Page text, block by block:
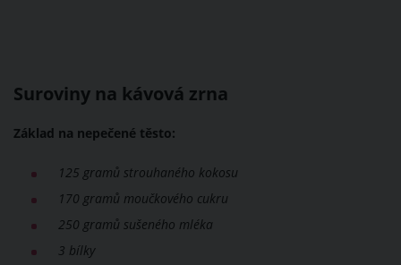
Suroviny na kávová zrna
Základ na nepečené těsto:
125 gramů strouhaného kokosu
170 gramů moučkového cukru
250 gramů sušeného mléka
3 bílky